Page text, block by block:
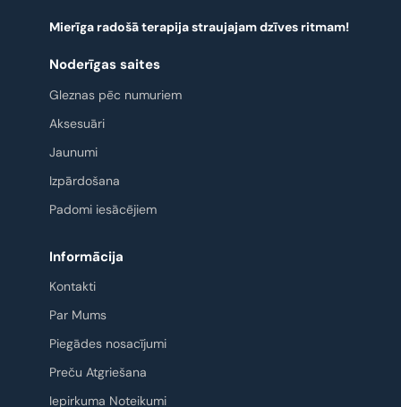
Mierīga radošā terapija straujajam dzīves ritmam!
Noderīgas saites
Gleznas pēc numuriem
Aksesuāri
Jaunumi
Izpārdošana
Padomi iesācējiem
Informācija
Kontakti
Par Mums
Piegādes nosacījumi
Preču Atgriešana
Iepirkuma Noteikumi